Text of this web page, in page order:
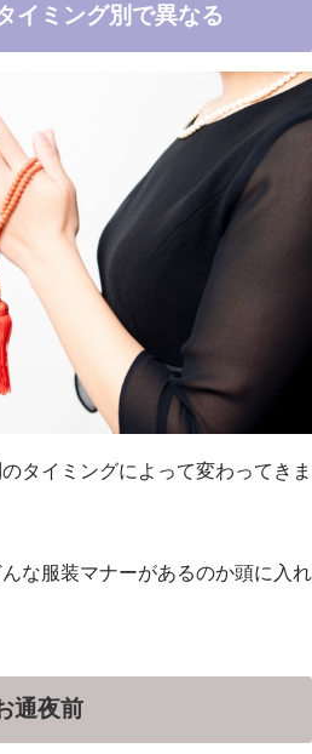
イミング別で異なる
タイミングによって変わってきま
な服装マナーがあるのか頭に入れ
通夜前